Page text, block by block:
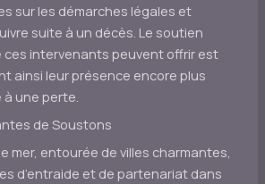
sur les démarches légales et
suite à un décès. Le soutien
ces intervenants peuvent offrir est
ainsi leur présence encore plus
une perte.
de Soustons
mer, entourée de villes charmantes,
d’entraide et de partenariat dans